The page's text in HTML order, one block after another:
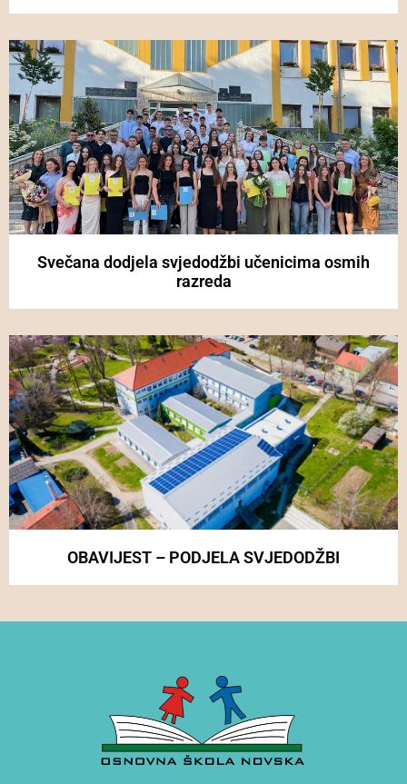
Svečana dodjela svjedodžbi učenicima osmih
razreda
OBAVIJEST – PODJELA SVJEDODŽBI